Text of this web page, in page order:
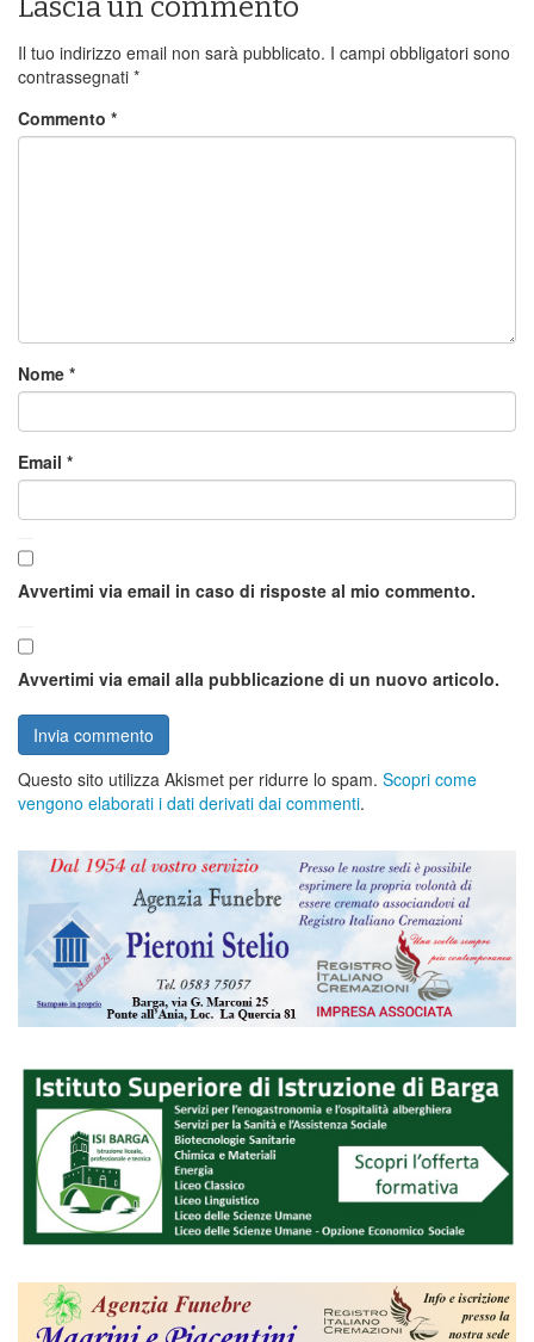
Lascia un commento
Il tuo indirizzo email non sarà pubblicato. I campi obbligatori sono
contrassegnati *
Commento *
Nome *
Email *
Avvertimi via email in caso di risposte al mio commento.
Avvertimi via email alla pubblicazione di un nuovo articolo.
Questo sito utilizza Akismet per ridurre lo spam. Scopri come
vengono elaborati i dati derivati dai commenti.